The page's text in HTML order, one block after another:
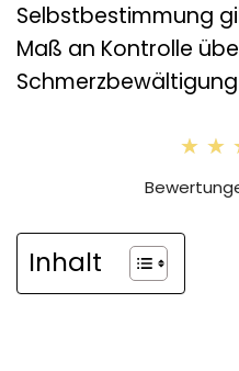
Selbstbestimmung
Maß an Kontrolle
Inhalt